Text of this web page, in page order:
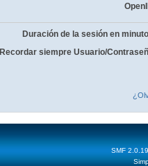
Duración de la sesión en
Recordar siempre Usuario/
SMF 2.0.19